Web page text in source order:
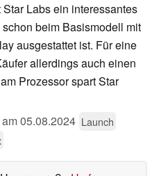
Labs ein interessantes
beim Basismodell mit
ausgestattet ist. Für eine
allerdings auch einen
Prozessor spart Star
05.08.2024 Launch